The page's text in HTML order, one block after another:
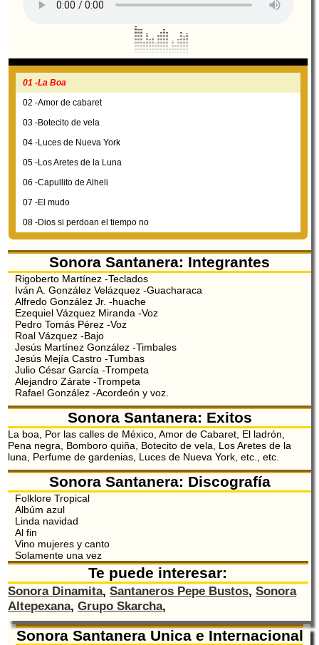
01 -La Boa
02 -Amor de cabaret
03 -Botecito de vela
04 -Luces de Nueva York
05 -Los Aretes de la Luna
06 -Capullito de Alheli
07 -El mudo
08 -Dios si perdoan el tiempo no
Sonora Santanera: Integrantes
Rigoberto Martínez -Teclados
Iván A. González Velázquez -Guacharaca
Alfredo González Jr. -huache
Ezequiel Vázquez Miranda -Voz
Pedro Tomás Pérez -Voz
Roal Vázquez -Bajo
Jesús Martínez González -Timbales
Jesús Mejía Castro -Tumbas
Julio César García -Trompeta
Alejandro Zárate -Trompeta
Rafael González -Acordeón y voz.
Sonora Santanera: Exitos
La boa, Por las calles de México, Amor de Cabaret, El ladrón,
Pena negra, Bomboro quiña, Botecito de vela, Los Aretes de la
luna, Perfume de gardenias, Luces de Nueva York, etc., etc.
Sonora Santanera: Discografía
Folklore Tropical
Albúm azul
Linda navidad
Al fin
Vino mujeres y canto
Solamente una vez
Te puede interesar:
Sonora Dinamita,Santaneros Pepe Bustos,Sonora
Altepexana,Grupo Skarcha,
Sonora Santanera Unica e Internacional